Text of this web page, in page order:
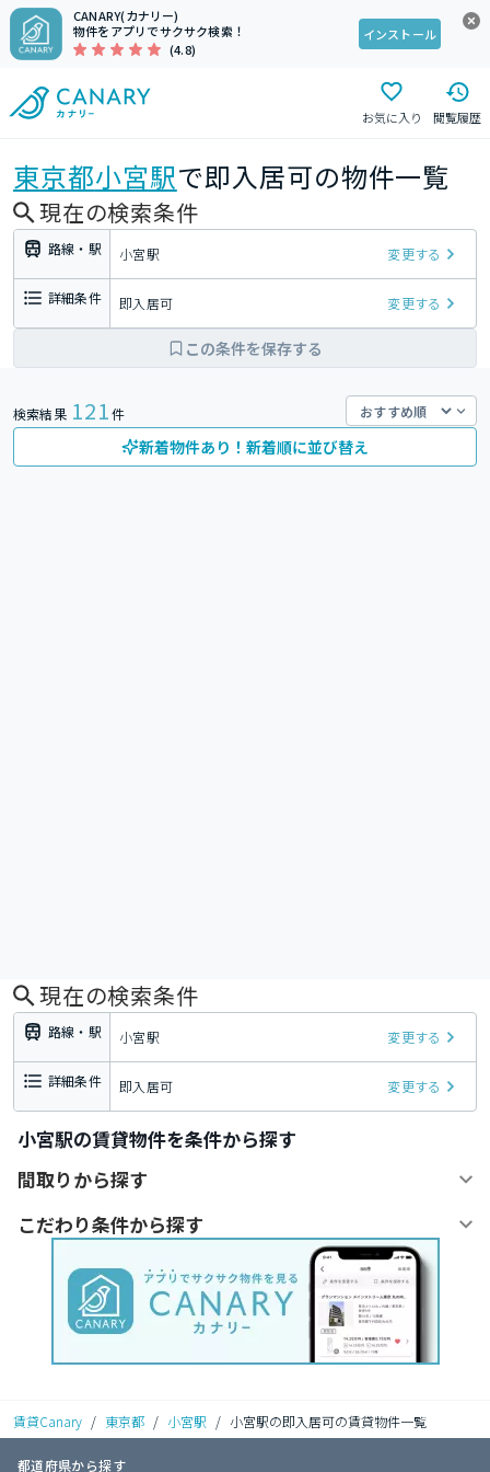
CANARY(カナリー)
物件をアプリでサクサク検索！
(4.8)
インストール
お気に入り 閲覧履歴
東京都小宮駅で即入居可の物件一覧
現在の検索条件
路線・駅 小宮駅 変更する
詳細条件 即入居可 変更する
この条件を保存する
検索結果 121件
新着物件あり！新着順に並び替え
現在の検索条件
路線・駅 小宮駅 変更する
詳細条件 即入居可 変更する
小宮駅の賃貸物件を条件から探す
間取りから探す
こだわり条件から探す
賃貸Canary / 東京都 / 小宮駅 / 小宮駅の即入居可の賃貸物件一覧
都道府県から探す